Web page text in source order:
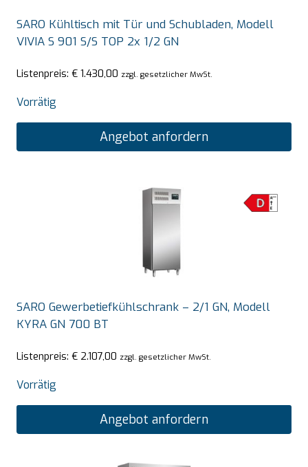
SARO Kühltisch mit Tür und Schubladen, Modell
VIVIA S 901 S/S TOP 2x 1/2 GN
Listenpreis: € 1.430,00 zzgl. gesetzlicher MwSt.
Vorrätig
Angebot anfordern
SARO Gewerbetiefkühlschrank – 2/1 GN, Modell
KYRA GN 700 BT
Listenpreis: € 2.107,00 zzgl. gesetzlicher MwSt.
Vorrätig
Angebot anfordern